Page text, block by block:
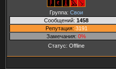
Группа: Свои
Сообщений: 1458
Репутация: 3191
Замечания: 0%
Статус: Offline